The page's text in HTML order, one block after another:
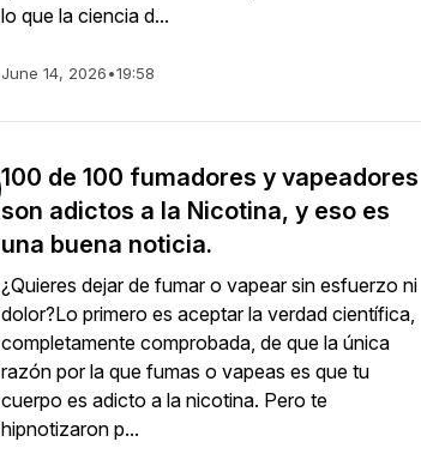
lo que la ciencia d...
June 14, 2026•19:58
100 de 100 fumadores y vapeadores
son adictos a la Nicotina, y eso es
una buena noticia.
¿Quieres dejar de fumar o vapear sin esfuerzo ni
dolor?Lo primero es aceptar la verdad científica,
completamente comprobada, de que la única
razón por la que fumas o vapeas es que tu
cuerpo es adicto a la nicotina. Pero te
hipnotizaron p...